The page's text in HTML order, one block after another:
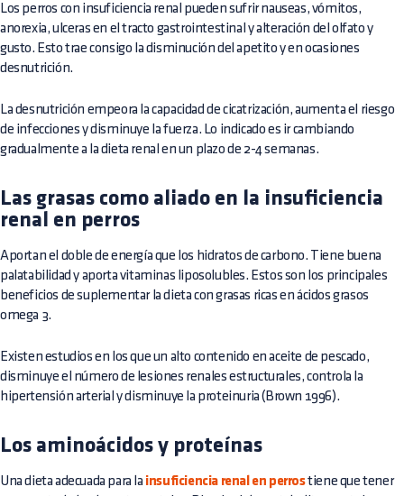
Los perros con insuficiencia renal pueden sufrir nauseas, vómitos,
anorexia, ulceras en el tracto gastrointestinal y alteración del olfato y
gusto. Esto trae consigo la disminución del apetito y en ocasiones
desnutrición.
La desnutrición empeora la capacidad de cicatrización, aumenta el riesgo
de infecciones y disminuye la fuerza. Lo indicado es ir cambiando
gradualmente a la dieta renal en un plazo de 2-4 semanas.
Las grasas como aliado en la insuficiencia
renal en perros
Aportan el doble de energía que los hidratos de carbono. Tiene buena
palatabilidad y aporta vitaminas liposolubles. Estos son los principales
beneficios de suplementar la dieta con grasas ricas en ácidos grasos
omega 3.
Existen estudios en los que un alto contenido en aceite de pescado,
disminuye el número de lesiones renales estructurales, controla la
hipertensión arterial y disminuye la proteinuria (Brown 1996).
Los aminoácidos y proteínas
Una dieta adecuada para la insuficiencia renal en perrostiene que tener